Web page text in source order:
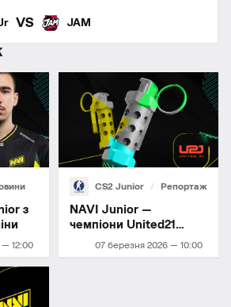
VS JAM
— 12:00
з
CS2 Junior Репортаж
07 березня 2026 — 10:00
NAVI Junior —
чемпіони United21
Season 45